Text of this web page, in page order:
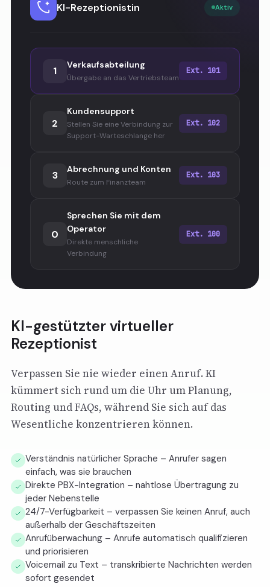
KI-Rezeptionistin Aktiv
1 Verkaufsabteilung
Übergabe an das Vertriebsteam
Ext. 101
2
Kundensupport
Stellen Sie eine Verbindung zur
Support-Warteschlange her
Ext. 102
3 Abrechnung und Konten
Route zum Finanzteam
Ext. 103
0
Sprechen Sie mit dem
Operator
Direkte menschliche
Verbindung
Ext. 100
KI-gestützter virtueller
Rezeptionist
Verpassen Sie nie wieder einen Anruf. KI
kümmert sich rund um die Uhr um Planung,
Routing und FAQs, während Sie sich auf das
Wesentliche konzentrieren können.
Verständnis natürlicher Sprache – Anrufer sagen
einfach, was sie brauchen
Direkte PBX-Integration – nahtlose Übertragung zu
jeder Nebenstelle
24/7-Verfügbarkeit – verpassen Sie keinen Anruf, auch
außerhalb der Geschäftszeiten
Anrufüberwachung – Anrufe automatisch qualifizieren
und priorisieren
Voicemail zu Text – transkribierte Nachrichten werden
sofort gesendet